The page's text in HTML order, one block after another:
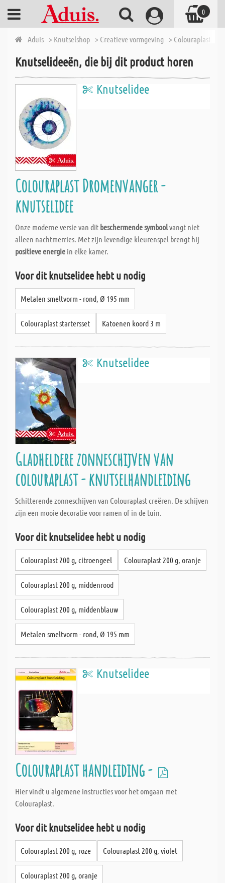
Aduis > Knutselshop > Creatieve vormgeving > Colouraplast
Knutselideeën, die bij dit product horen
Knutselidee
Colouraplast Dromenvanger -
knutselidee
Onze moderne versie van dit beschermende symboolvangt niet
alleen nachtmerries. Met zijn levendige kleurenspel brengt hij
positieve energie in elke kamer.
Voor dit knutselidee hebt u nodig
Metalen smeltvorm - rond, Ø 195 mm
Colouraplast startersset Katoenen koord 3 m
Knutselidee
Gladheldere zonneschijven van
colouraplast - knutselhandleiding
Schitterende zonneschijven van Colouraplast creëren. De schijven
zijn een mooie decoratie voor ramen of in de tuin.
Voor dit knutselidee hebt u nodig
Colouraplast 200 g, citroengeel Colouraplast 200 g, oranje
Colouraplast 200 g, middenrood
Colouraplast 200 g, middenblauw
Metalen smeltvorm - rond, Ø 195 mm
Knutselidee
Colouraplast handleiding -
Hier vindt u algemene instructies voor het omgaan met
Colouraplast.
Voor dit knutselidee hebt u nodig
Colouraplast 200 g, roze Colouraplast 200 g, violet
Colouraplast 200 g, oranje
0